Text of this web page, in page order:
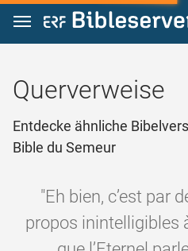
Zum Inhalt springen
Querverweise
Entdecke ähnliche
Bible du Semeur
"Eh bien, c’est par
propos inintelligibles